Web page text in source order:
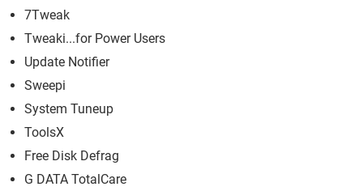
7Tweak
Tweaki...for Power Users
Update Notifier
Sweepi
System Tuneup
ToolsX
Free Disk Defrag
G DATA TotalCare